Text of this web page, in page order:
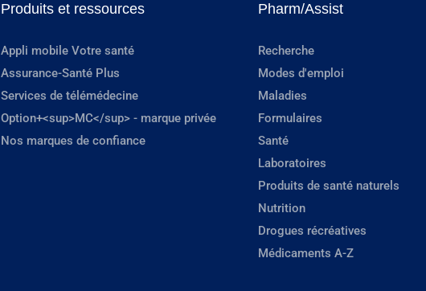
Produits et ressources
Appli mobile Votre santé
Assurance-Santé Plus
Services de télémédecine
Option+<sup>MC</sup> - marque privée
Nos marques de confiance
Pharm/Assist
Recherche
Modes d'emploi
Maladies
Formulaires
Santé
Laboratoires
Produits de santé naturels
Nutrition
Drogues récréatives
Médicaments A-Z